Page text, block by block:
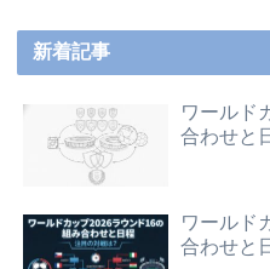
新着記事
ワールド
合わせと
ワールド
合わせと